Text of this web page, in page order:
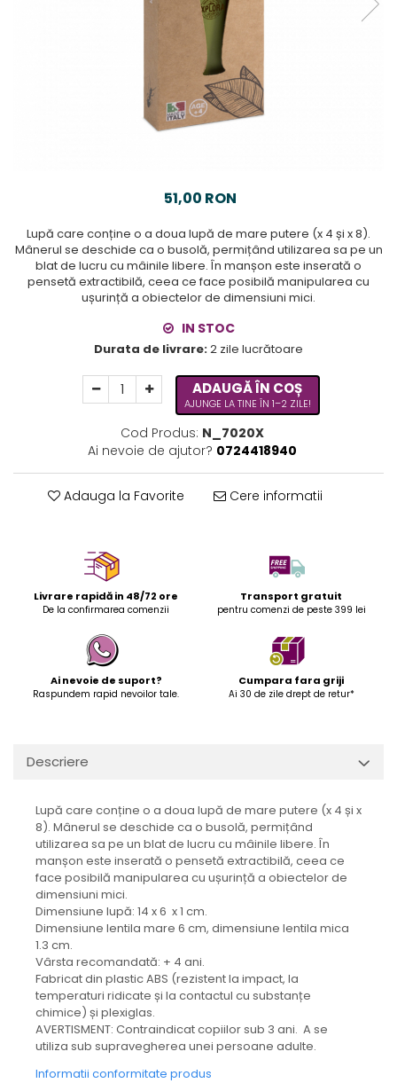
51,00 RON
Lupă care conține o a doua lupă de mare putere (x 4 și x 8).
Mânerul se deschide ca o busolă, permițând utilizarea sa pe un
blat de lucru cu mâinile libere. În manșon este inserată o
pensetă extractibilă, ceea ce face posibilă manipularea cu
ușurință a obiectelor de dimensiuni mici.
IN STOC
Durata de livrare:2 zile lucrătoare
ADAUGĂ ÎN COȘ
AJUNGE LA TINE ÎN 1–2 ZILE!
Cod Produs: N_7020X
Ai nevoie de ajutor? 0724418940
Adauga la Favorite Cere informatii
Livrare rapidă in 48/72 ore
De la confirmarea comenzii
Transport gratuit
pentru comenzi de peste 399 lei
Ai nevoie de suport?
Raspundem rapid nevoilor tale.
Cumpara fara griji
Ai 30 de zile drept de retur*
Descriere
Lupă care conține o a doua lupă de mare putere (x 4 și x
8). Mânerul se deschide ca o busolă, permițând
utilizarea sa pe un blat de lucru cu mâinile libere. În
manșon este inserată o pensetă extractibilă, ceea ce
face posibilă manipularea cu ușurință a obiectelor de
dimensiuni mici.
Dimensiune lupă: 14 x 6 x 1 cm.
Dimensiune lentila mare 6 cm, dimensiune lentila mica
1.3 cm.
Vârsta recomandată: + 4 ani.
Fabricat din plastic ABS (rezistent la impact, la
temperaturi ridicate și la contactul cu substanțe
chimice) și plexiglas.
AVERTISMENT: Contraindicat copiilor sub 3 ani. A se
utiliza sub supravegherea unei persoane adulte.
Informatii conformitate produs